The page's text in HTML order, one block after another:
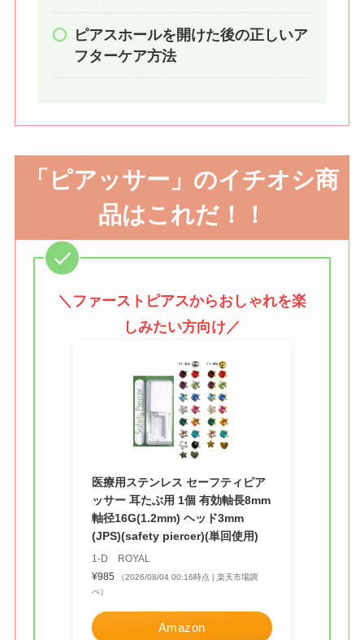
セリア等でチャイル
える？代用品＆おす
【100均】ダイソー/
セリア等でテントロ
ープ用LEDライトは
解説！
【100均】ダイソー/
ー収納ポーチは買え
る？選び方＆活用
法！
ピアスホールを開けた後の正しいア
フターケア方法
「 ピアッサー」のイチオシ商
品はこれだ！！
＼ファーストピアスからおしゃれを楽
しみたい方向け／
医療用ステンレス セーフティピア
ッサー 耳たぶ用 1個 有効軸長8mm
軸径16G(1.2mm) ヘッド3mm
(JPS)(safety piercer)(単回使用)
1-D ROYAL
¥985
（2026/08/04 00:16時点 | 楽天市場調
べ）
Amazon